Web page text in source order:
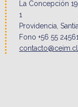
La Concepción
1
Providencia,
Fono +56 55
contacto@ceim.cl